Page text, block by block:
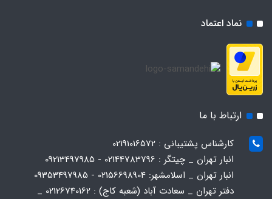
نماد اعتماد
ارتباط با ما
کارشناس پشتیبانی : 02191016572
انبار تهران _ چیتگر : 02144783796 - 09213497985
انبار تهران _ اسلامشهر: 02156698904 - 09353497985
دفتر تهران _ سعادت آباد (شعبه کاج) : 02126740162 _